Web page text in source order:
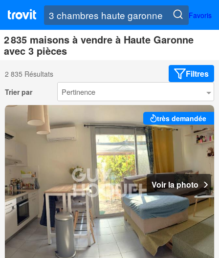
Favoris
2 835 maisons à vendre à Haute Garonne
avec 3 pièces
2 835 Résultats Filtres
Trier par
très demandée
Voir la photo